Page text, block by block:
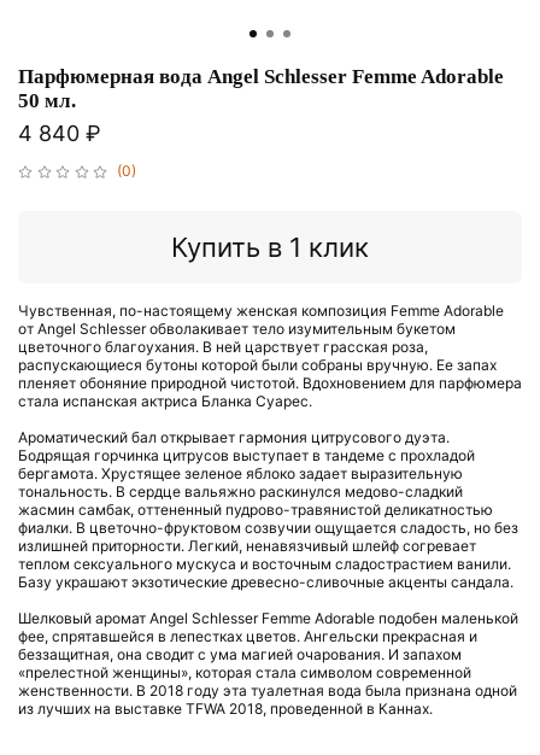
(0)
Парфюмерная вода Angel Schlesser Femme Adorable
50 мл.
4 840 ₽
Купить в 1 клик
Чувственная, по-настоящему женская композиция Femme Adorable
от Angel Schlesser обволакивает тело изумительным букетом
цветочного благоухания. В ней царствует грасская роза,
распускающиеся бутоны которой были собраны вручную. Ее запах
пленяет обоняние природной чистотой. Вдохновением для парфюмера
стала испанская актриса Бланка Суарес.
Ароматический бал открывает гармония цитрусового дуэта.
Бодрящая горчинка цитрусов выступает в тандеме с прохладой
бергамота. Хрустящее зеленое яблоко задает выразительную
тональность. В сердце вальяжно раскинулся медово-сладкий
жасмин самбак, оттененный пудрово-травянистой деликатностью
фиалки. В цветочно-фруктовом созвучии ощущается сладость, но без
излишней приторности. Легкий, ненавязчивый шлейф согревает
теплом сексуального мускуса и восточным сладострастием ванили.
Базу украшают экзотические древесно-сливочные акценты сандала.
Шелковый аромат Angel Schlesser Femme Adorable подобен маленькой
фее, спрятавшейся в лепестках цветов. Ангельски прекрасная и
беззащитная, она сводит с ума магией очарования. И запахом
«прелестной женщины», которая стала символом современной
женственности. В 2018 году эта туалетная вода была признана одной
из лучших на выставке TFWA 2018, проведенной в Каннах.